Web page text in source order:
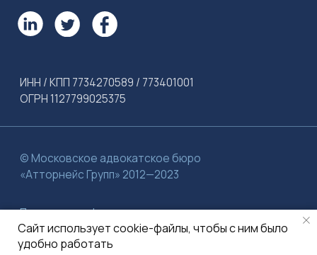
Сайт использует cookie-файлы, чтобы с ним было
удобно работать